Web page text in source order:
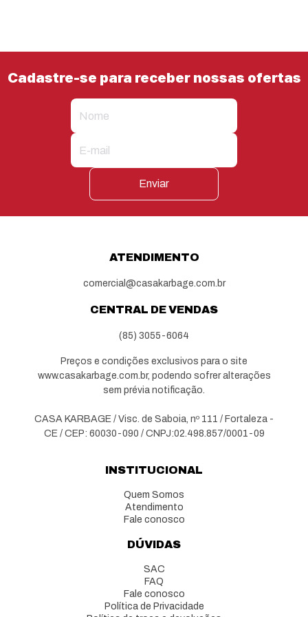
Cadastre-se para receber nossas ofertas
Enviar
ATENDIMENTO
comercial@casakarbage.com.br
CENTRAL DE VENDAS
(85) 3055-6064
Preços e condições exclusivos para o site
www.casakarbage.com.br, podendo sofrer alterações
sem prévia notificação.
CASA KARBAGE / Visc. de Saboia, nº 111 / Fortaleza -
CE / CEP: 60030-090 / CNPJ:02.498.857/0001-09
INSTITUCIONAL
Quem Somos
Atendimento
Fale conosco
DÚVIDAS
SAC
FAQ
Fale conosco
Política de Privacidade